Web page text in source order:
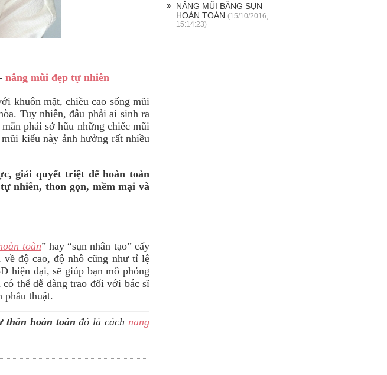
nâng mũi đẹp tự nhiên
khuôn mặt, chiều cao sống mũi
Tuy nhiên, đâu phải ai sinh ra
phải sở hũu những chiếc mũi
kiểu này ảnh hưởng rất nhiều
giải quyết triệt để hoàn toàn
nhiên, thon gọn, mềm mại và
toàn” hay “sụn nhân tạo” cấy
về độ cao, độ nhô cũng như tỉ lệ
hiện đại, sẽ giúp bạn mô phỏng
thể dễ dàng trao đối với bác sĩ
phẫu thuật.
thân hoàn toàn đó là cách nang
NÂNG MŨI BẰNG SỤN
HOÀN TOÀN (15/10/2016,
15:14:23)